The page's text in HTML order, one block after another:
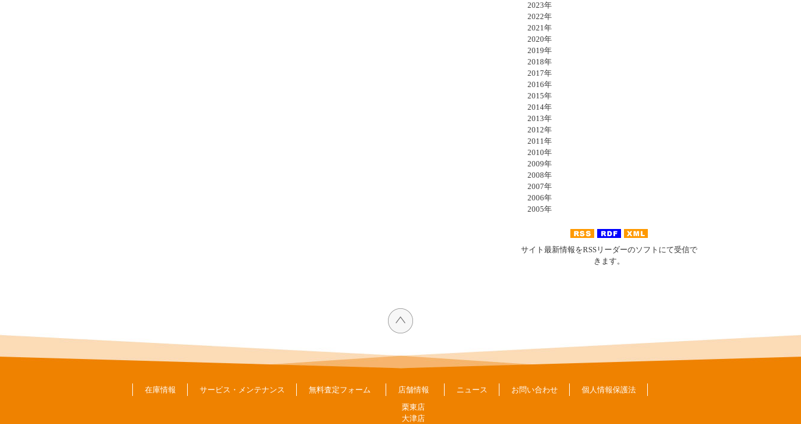
2023年
2022年
2021年
2020年
2019年
2018年
2017年
2016年
2015年
2014年
2013年
2012年
2011年
2010年
2009年
2008年
2007年
2006年
2005年
サイト最新情報をRSSリーダーのソフトにて受信で
きます。
在庫情報 サービス・メンテナンス 無料査定フォーム
店舗情報
栗東店
大津店
ニュース お問い合わせ 個人情報保護法